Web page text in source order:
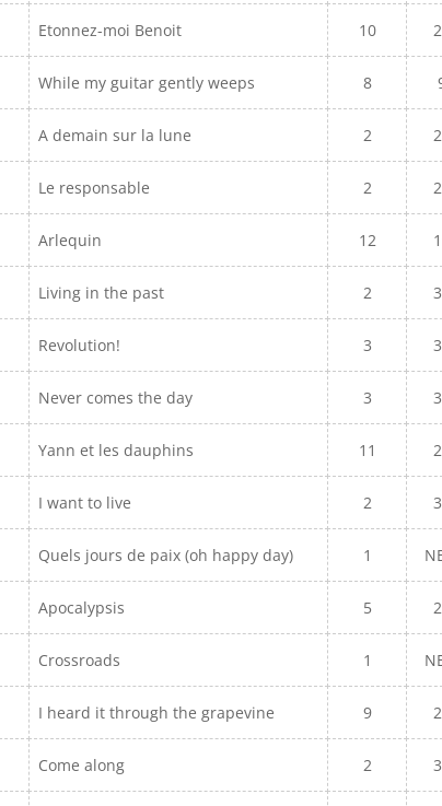
Etonnez-moi Benoit 10
While my guitar gently weeps 8
A demain sur la lune 2
Le responsable 2
Arlequin 12
Living in the past 2
Revolution! 3
Never comes the day 3
Yann et les dauphins 11
I want to live 2
Quels jours de paix (oh happy day) 1
Apocalypsis 5
Crossroads 1
I heard it through the grapevine 9
Come along 2